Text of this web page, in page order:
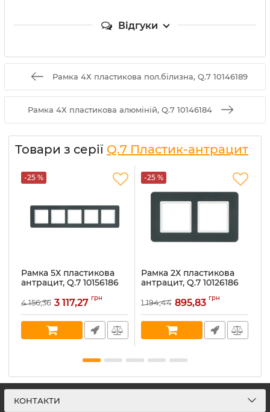
Відгуки
Рамка 4Х пластикова пол.білизна, Q.7 10146189
Рамка 4Х пластикова алюміній, Q.7 10146184
Товари з серії Q.7 Пластик-антрацит
-25 %
Рамка 5Х пластикова
антрацит, Q.7 10156186
В наявності:1
4 156,36 3 117,27 грн
-25 %
Рамка 2Х пластикова
антрацит, Q.7 10126186
В наявності:1
1 194,44 895,83 грн
КОНТАКТИ